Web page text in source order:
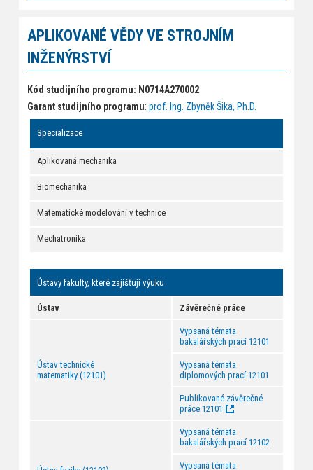
APLIKOVANÉ VĚDY VE STROJNÍM
INŽENÝRSTVÍ
Kód studijního programu: N0714A270002
Garant studijního programu: prof. Ing. Zbyněk Šika, Ph.D.
Specializace
Aplikovaná mechanika
Biomechanika
Matematické modelování v technice
Mechatronika
Ústavy fakulty, které zajišťují výuku
Ústav Závěrečné práce
Ústav technické
matematiky (12101)
Vypsaná témata
bakalářských prací 12101
Vypsaná témata
diplomových prací 12101
Publikované závěrečné
práce 12101
Vypsaná témata
bakalářských prací 12102
Vypsaná témata